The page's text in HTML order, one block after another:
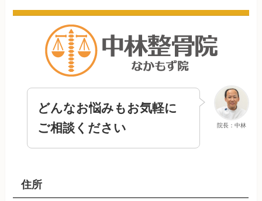
院長：中林
どんなお悩みもお気軽に
ご相談ください
住所